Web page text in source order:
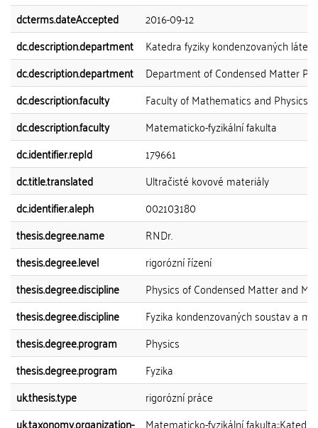
dcterms.dateAccepted
2016-09-12
dc.description.department
Katedra fyziky kondenzovaných látek
dc.description.department
Department of Condensed Matter
dc.description.faculty
Faculty of Mathematics and Physics
dc.description.faculty
Matematicko-fyzikální fakulta
dc.identifier.repId
179661
dc.title.translated
Ultračisté kovové materiály
dc.identifier.aleph
002103180
thesis.degree.name
RNDr.
thesis.degree.level
rigorózní řízení
thesis.degree.discipline
Physics of Condensed Matter and
thesis.degree.discipline
Fyzika kondenzovaných soustav a
thesis.degree.program
Physics
thesis.degree.program
Fyzika
uk.thesis.type
rigorózní práce
uk.taxonomy.organization-
Matematicko-fyzikální